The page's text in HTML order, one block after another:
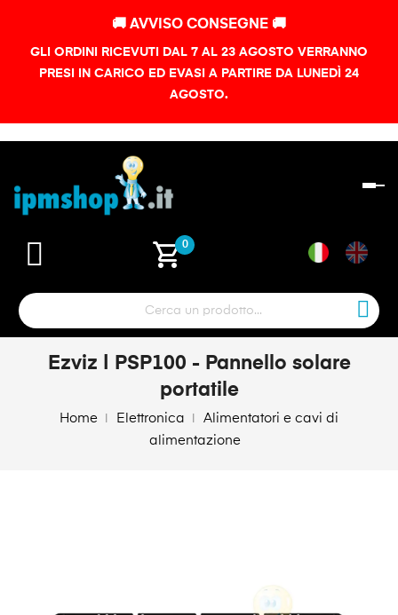
🚚 AVVISO CONSEGNE 🚚
GLI ORDINI RICEVUTI DAL 7 AL 23 AGOSTO VERRANNO
PRESI IN CARICO ED EVASI A PARTIRE DA LUNEDÌ 24
AGOSTO.
shopping_cart0
Ezviz | PSP100 - Pannello solare
portatile
Home Elettronica
Alimentatori e cavi di
alimentazione